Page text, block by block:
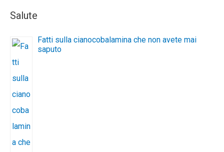
Salute
Fatti sulla cianocobalamina che non avete mai
saputo